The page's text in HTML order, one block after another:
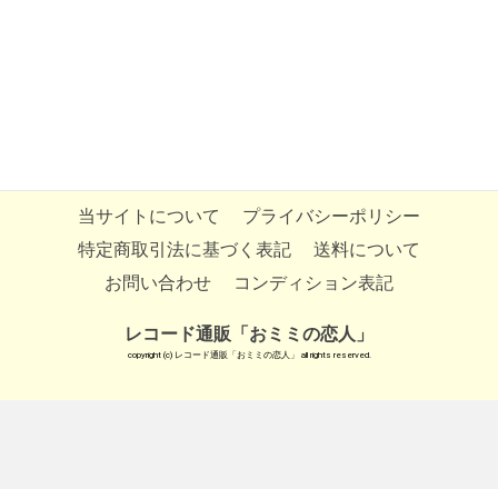
当サイトについて
プライバシーポリシー
特定商取引法に基づく表記
送料について
お問い合わせ
コンディション表記
レコード通販「おミミの恋人」
copyright (c) レコード通販「おミミの恋人」 all rights reserved.